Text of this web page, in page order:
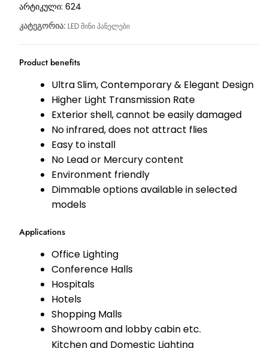
არტიკული: 624
კატეგორია: LED მინი პანელები
Product benefits
Ultra Slim, Contemporary & Elegant Design
Higher Light Transmission Rate
Exterior shell, cannot be easily damaged
No infrared, does not attract flies
Easy to install
No Lead or Mercury content
Environment friendly
Dimmable options available in selected
models
Applications
Office Lighting
Conference Halls
Hospitals
Hotels
Shopping Malls
Showroom and lobby cabin etc.
Kitchen and Domestic Lighting